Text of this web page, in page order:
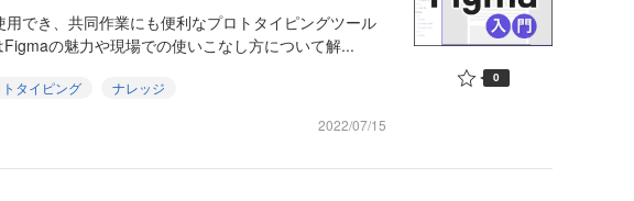
でき、共同作業にも便利なプロトタイピングツール
Figmaの魅力や現場での使いこなし方について解...
タイピング
ナレッジ
2022/07/15
0